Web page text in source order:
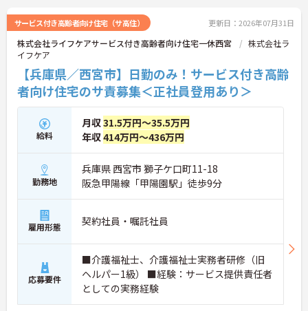
サービス付き高齢者向け住宅（サ高住） 更新日：2026年07月31日
株式会社ライフケアサービス付き高齢者向け住宅一休西宮
株式会社ラ
イフケア
【兵庫県／西宮市】日勤のみ！サービス付き高齢
者向け住宅のサ責募集＜正社員登用あり＞
給料
月収31.5万円～35.5万円
年収414万円～436万円
勤務地
兵庫県 西宮市 獅子ケ口町11-18
阪急甲陽線「甲陽園駅」徒歩9分
雇用形態 契約社員・嘱託社員
応募要件
■介護福祉士、介護福祉士実務者研修（旧
ヘルパー1級） ■経験：サービス提供責任者
としての実務経験